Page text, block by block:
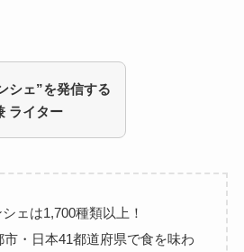
シェ”を発信する
ライター
ェは1,700種類以上！
市・日本41都道府県で食を味わ